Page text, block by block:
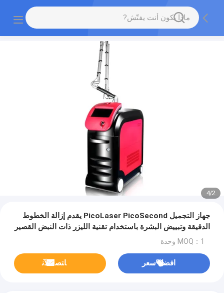
2
/
4
جهاز التجميل PicoLaser PicoSecond يقدم إزالة الخطوط
الدقيقة وتبييض البشرة باستخدام تقنية الليزر ذات النبض القصير
للغايةMOQ：1 وحدة
افضل سعر ﺎﺘﺼﻟ ﺍﻶﻧ